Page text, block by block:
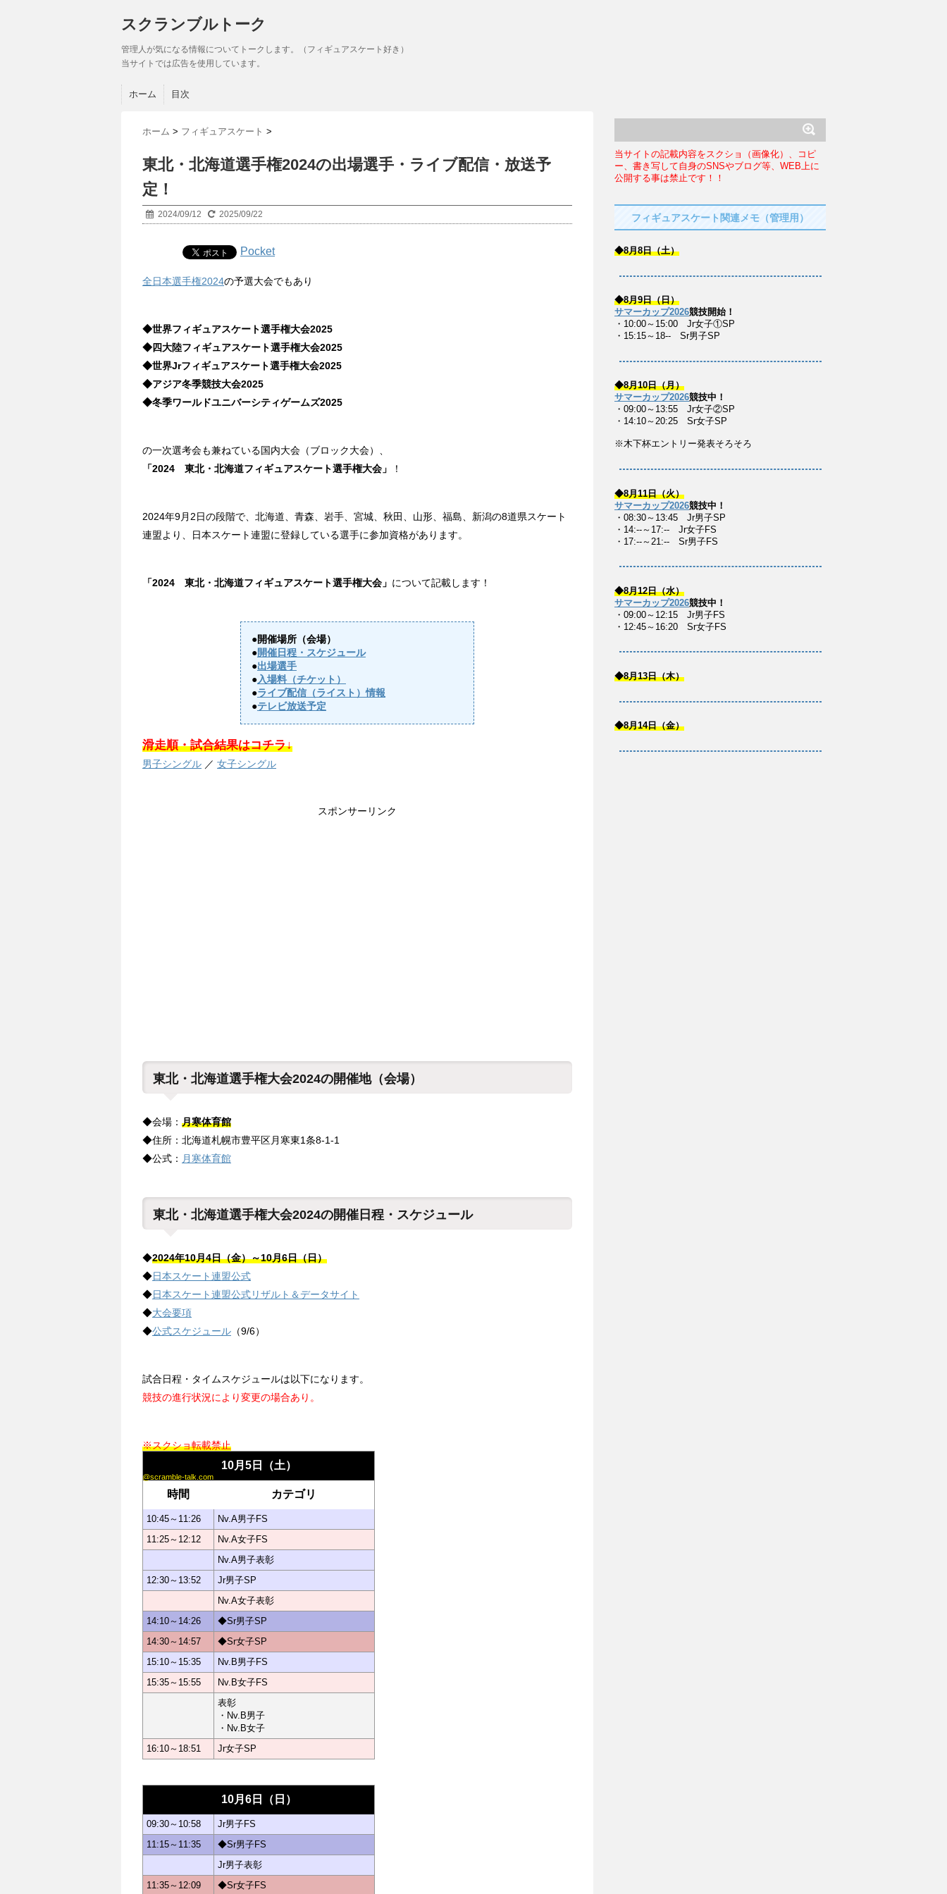
スクランブルトーク
管理人が気になる情報についてトークします。（フィギュアスケート好き）
当サイトでは広告を使用しています。
ホーム 目次
ホーム > フィギュアスケート >
東北・北海道選手権2024の出場選手・ライブ配信・放送予
定！
2024/09/12 2025/09/22
Pocket
全日本選手権2024の予選大会でもあり
◆世界フィギュアスケート選手権大会2025
◆四大陸フィギュアスケート選手権大会2025
◆世界Jrフィギュアスケート選手権大会2025
◆アジア冬季競技大会2025
◆冬季ワールドユニバーシティゲームズ2025
の一次選考会も兼ねている国内大会（ブロック大会）、
「2024 東北・北海道フィギュアスケート選手権大会」
！
2024年9月2日の段階で、北海道、青森、岩手、宮城、秋田、山形、福島、新潟の8道県スケート
連盟より、日本スケート連盟に登録している選手に参加資格があります。
「2024 東北・北海道フィギュアスケート選手権大会」 について記載します！
●開催場所（会場）
●開催日程・スケジュール
●出場選手
●入場料（チケット）
●ライブ配信（ライスト）情報
●テレビ放送予定
滑走順・試合結果はコチラ↓
男子シングル ／ 女子シングル
スポンサーリンク
東北・北海道選手権大会2024の開催地（会場）
◆会場： 月寒体育館
◆住所：北海道札幌市豊平区月寒東1条8-1-1
◆公式： 月寒体育館
東北・北海道選手権大会2024の開催日程・スケジュール
◆2024年10月4日（金）～10月6日（日）
◆日本スケート連盟公式
◆日本スケート連盟公式リザルト＆データサイト
◆大会要項
◆公式スケジュール （9/6）
試合日程・タイムスケジュールは以下になります。
競技の進行状況により変更の場合あり。
※スクショ転載禁止
@scramble-talk.com
10月5日（土）
時間 カテゴリ
10:45～11:26
Nv.A男子FS
11:25～12:12
Nv.A女子FS
Nv.A男子表彰
12:30～13:52
Jr男子SP
Nv.A女子表彰
14:10～14:26
◆Sr男子SP
14:30～14:57
◆Sr女子SP
15:10～15:35
Nv.B男子FS
15:35～15:55
Nv.B女子FS
表彰
・Nv.B男子
・Nv.B女子
16:10～18:51
Jr女子SP
10月6日（日）
09:30～10:58
Jr男子FS
11:15～11:35
◆Sr男子FS
Jr男子表彰
11:35～12:09
◆Sr女子FS
当サイトの記載内容をスクショ（画像化）、コピ
ー、書き写して自身のSNSやブログ等、WEB上に
公開する事は禁止です！！
フィギュアスケート関連メモ（管理用）
◆8月8日（土）
◆8月9日（日）
サマーカップ2026競技開始！
・10:00～15:00 Jr女子①SP
・15:15～18-- Sr男子SP
◆8月10日（月）
サマーカップ2026競技中！
・09:00～13:55 Jr女子②SP
・14:10～20:25 Sr女子SP
※木下杯エントリー発表そろそろ
◆8月11日（火）
サマーカップ2026競技中！
・08:30～13:45 Jr男子SP
・14:--～17:-- Jr女子FS
・17:--～21:-- Sr男子FS
◆8月12日（水）
サマーカップ2026競技中！
・09:00～12:15 Jr男子FS
・12:45～16:20 Sr女子FS
◆8月13日（木）
◆8月14日（金）